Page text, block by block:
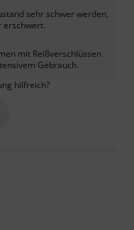
sehr schwer werden,
erschwert.
mit Reißverschlüssen
Gebrauch.
hilfreich?
Sie dieseSie diese